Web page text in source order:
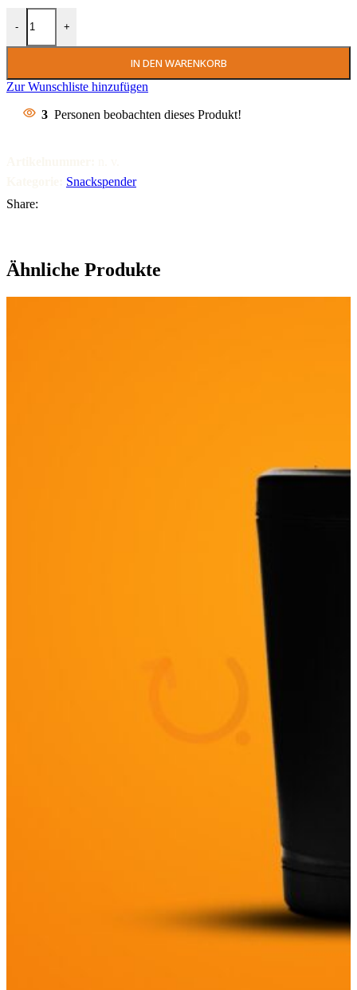
-
Ubiloot Snackspender Menge
+
IN DEN WARENKORB
Zur Wunschliste hinzufügen
3 Personen beobachten dieses Produkt!
Snackspender
Share:
Ähnliche Produkte